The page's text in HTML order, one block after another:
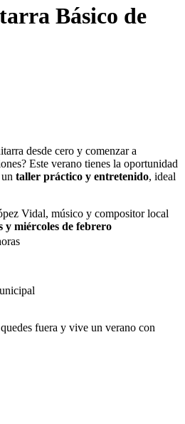
Básico de
desde cero y comenzar a
Este verano tienes la oportunidad
taller práctico y entretenido, ideal
Vidal, músico y compositor local
y miércoles de febrero
fuera y vive un verano con